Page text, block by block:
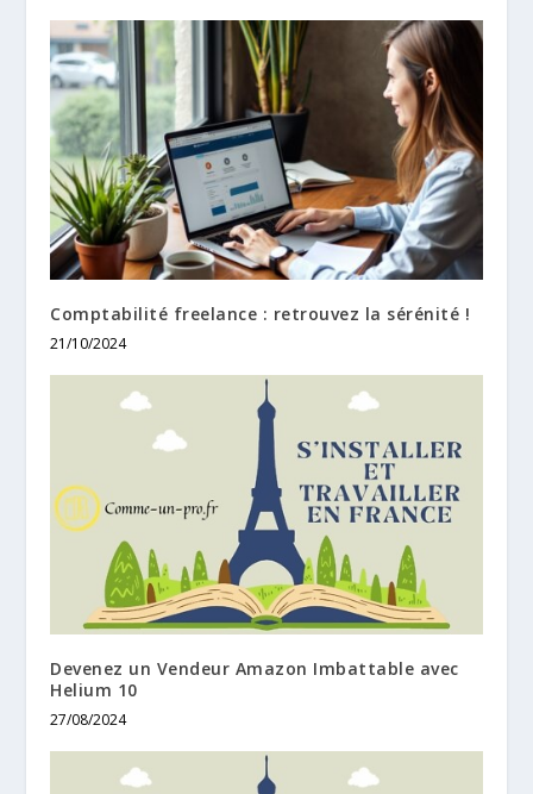
Comptabilité freelance : retrouvez la sérénité !
21/10/2024
Devenez un Vendeur Amazon Imbattable avec
Helium 10
27/08/2024